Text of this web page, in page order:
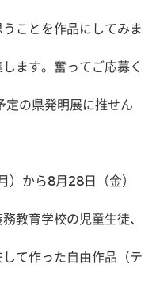
ことを作品にしてみま
ます。奮ってご応募く
の県発明展に推せん
）から8月28日（金）
教育学校の児童生徒、
て作った自由作品（テ